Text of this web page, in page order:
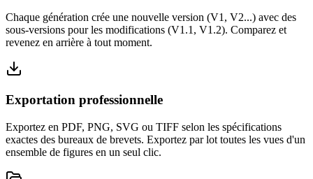
Chaque génération crée une nouvelle version (V1, V2...) avec des
sous-versions pour les modifications (V1.1, V1.2). Comparez et
revenez en arrière à tout moment.
Exportation professionnelle
Exportez en PDF, PNG, SVG ou TIFF selon les spécifications
exactes des bureaux de brevets. Exportez par lot toutes les vues d'un
ensemble de figures en un seul clic.